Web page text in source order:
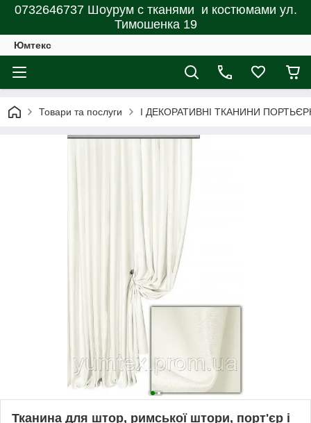
0732646737 Шоурум с тканями и костюмами ул.
Тимошенка 19
Юмтекс
Товари та послуги І ДЕКОРАТИВНІ ТКАНИНИ
Тканина для штор, римської штори, порт'єр і